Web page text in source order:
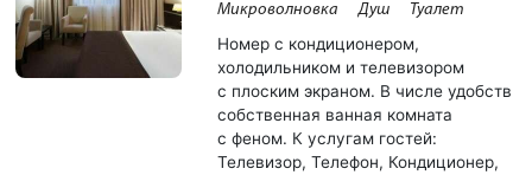
Микроволновка
Душ Туалет
Номер с кондиционером,
холодильником и телевизором
с плоским экраном. В числе удобств
собственная ванная комната
с феном. К услугам гостей:
Телевизор, Телефон, Кондиционер,